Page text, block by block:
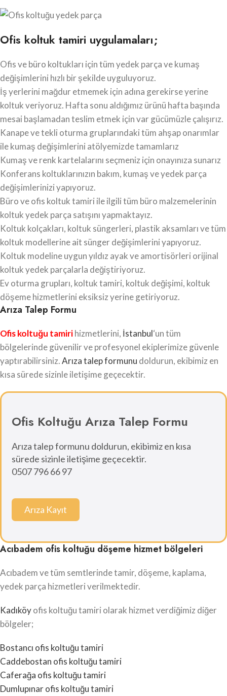
Ofis koltuk tamiri uygulamaları;
Ofis ve büro koltukları için tüm yedek parça ve kumaş
değişimlerini hızlı bir şekilde uyguluyoruz.
İş yerlerini mağdur etmemek için adına gerekirse yerine
koltuk veriyoruz. Hafta sonu aldığımız ürünü hafta başında
mesai başlamadan teslim etmek için var gücümüzle çalışırız.
Kanape ve tekli oturma gruplarındaki tüm ahşap onarımlar
ile kumaş değişimlerini atölyemizde tamamlarız
Kumaş ve renk kartelalarını seçmeniz için onayınıza sunarız
Konferans koltuklarınızın bakım, kumaş ve yedek parça
değişimlerinizi yapıyoruz.
Büro ve ofis koltuk tamiri ile ilgili tüm büro malzemelerinin
koltuk yedek parça satışını yapmaktayız.
Koltuk kolçakları, koltuk süngerleri, plastik aksamları ve tüm
koltuk modellerine ait sünger değişimlerini yapıyoruz.
Koltuk modeline uygun yıldız ayak ve amortisörleri orijinal
koltuk yedek parçalarla değiştiriyoruz.
Ev oturma grupları, koltuk tamiri, koltuk değişimi, koltuk
döşeme hizmetlerini eksiksiz yerine getiriyoruz.
Arıza Talep Formu
Ofis koltuğu tamirihizmetlerini, İstanbul‘un tüm
bölgelerinde güvenilir ve profesyonel ekiplerimize güvenle
yaptırabilirsiniz.Arıza talep formunu doldurun, ekibimiz en
kısa sürede sizinle iletişime geçecektir.
Ofis Koltuğu Arıza Talep Formu
Arıza talep formunu doldurun, ekibimiz en kısa
sürede sizinle iletişime geçecektir.
0507 796 66 97
Arıza Kayıt
Acıbadem ofis koltuğu döşeme hizmet bölgeleri
Acıbadem ve tüm semtlerinde tamir, döşeme, kaplama,
yedek parça hizmetleri verilmektedir.
Kadıköyofis koltuğu tamiri olarak hizmet verdiğimiz diğer
bölgeler;
Bostancı ofis koltuğu tamiri
Caddebostan ofis koltuğu tamiri
Caferağa ofis koltuğu tamiri
Dumlupınar ofis koltuğu tamiri